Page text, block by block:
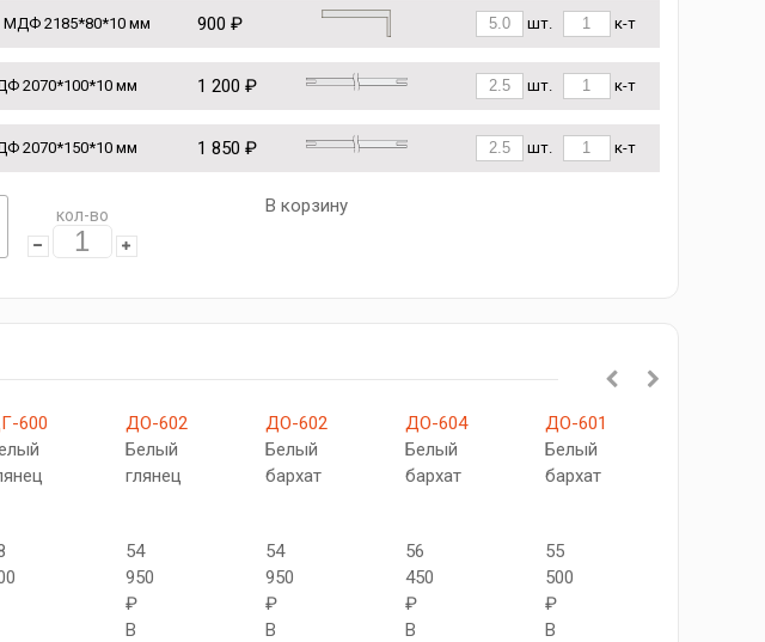
МДФ 2185*80*10 мм 900 ₽ шт. к-т
2070*100*10 мм 1 200 ₽ шт. к-т
2070*150*10 мм 1 850 ₽ шт. к-т
кол-во В корзину
600
ДО-602
Белый
глянец
54
950
₽
В
ДО-602
Белый
бархат
54
950
₽
В
ДО-604
Белый
бархат
56
450
₽
В
ДО-601
Белый
бархат
55
500
₽
В